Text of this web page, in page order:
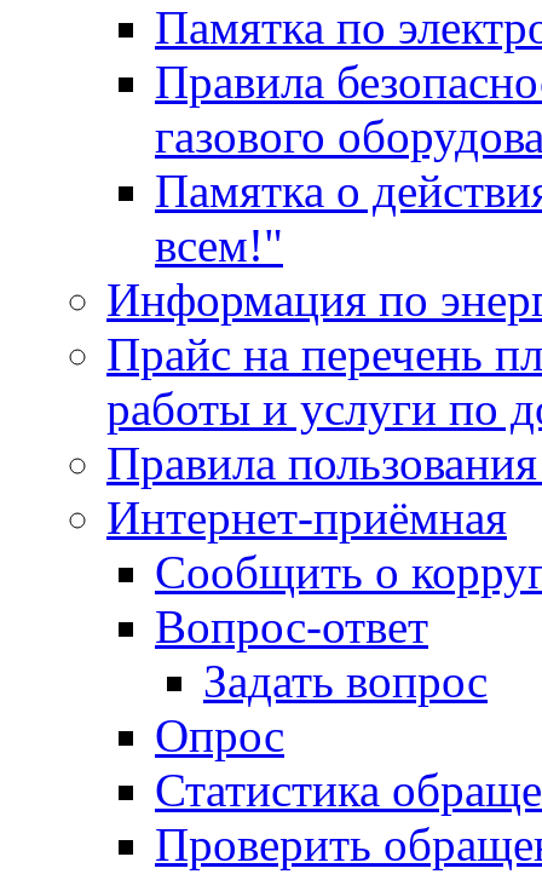
Памятка по
Правила
газового
Памятка о
всем!"
Информация по
Прайс на перечень
работы и услуги по
Правила
Интернет-приёмная
Сообщить о
Вопрос-ответ
Задать вопрос
Опрос
Статистика
Проверить